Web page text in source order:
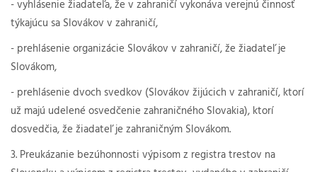
- vyhlásenie žiadateľa, že v zahraničí vykonáva verejnú činnosť
týkajúcu sa Slovákov v zahraničí,
- prehlásenie organizácie Slovákov v zahraničí, že žiadateľ je
Slovákom,
- prehlásenie dvoch svedkov (Slovákov žijúcich v zahraničí, ktorí
už majú udelené osvedčenie zahraničného Slovakia), ktorí
dosvedčia, že žiadateľ je zahraničným Slovákom.
3. Preukázanie bezúhonnosti výpisom z registra trestov na